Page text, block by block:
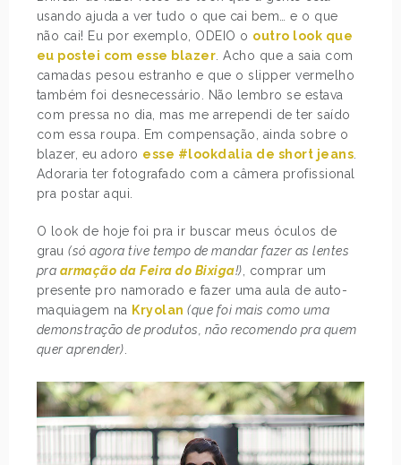
usando ajuda a ver tudo o que cai bem… e o que
não cai! Eu por exemplo, ODEIO o outro look que
eu postei com esse blazer . Acho que a saia com
camadas pesou estranho e que o slipper vermelho
também foi desnecessário. Não lembro se estava
com pressa no dia, mas me arrependi de ter saído
com essa roupa. Em compensação, ainda sobre o
blazer, eu adoro esse #lookdalia de short jeans
Adoraria ter fotografado com a câmera profissional
pra postar aqui.
O look de hoje foi pra ir buscar meus óculos de
grau(só agora tive tempo de mandar fazer as lentes
pra armação da Feira do Bixiga!) , comprar um
presente pro namorado e fazer uma aula de auto-
maquiagem na Kryolan (que foi mais como uma
demonstração de produtos, não recomendo pra quem
quer aprender)
POST ANTERIOR
RIK LEE
PRÓXIMO POST
MAQUIAGEM PARA
HOMENS